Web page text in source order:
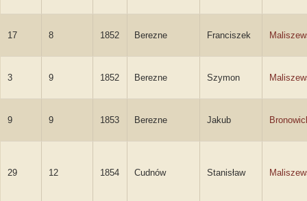
17 8 1852 Berezne Franciszek
3 9 1852 Berezne Szymon
9 9 1853 Berezne Jakub
29 12 1854 Cudnów Stanisław